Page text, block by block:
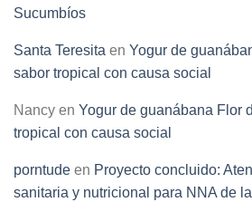
Sucumbíos
Santa Teresita en Yogur de
sabor tropical con causa social
Nancy en Yogur de guanábana Flor
tropical con causa social
porntude en Proyecto concluido:
sanitaria y nutricional para NNA de